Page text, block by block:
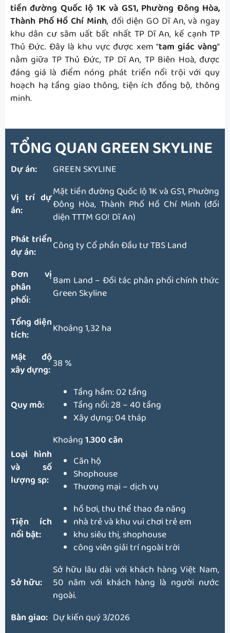
tiền đường Quốc lộ 1K và GS1, Phường Đông Hòa,
Thành Phố Hồ Chí Minh, đối diện GO Dĩ An, và ngay
khu dân cư sâm uất bất nhất TP Dĩ An, kế cạnh TP
Thủ Đức. Đây là khu vực được xem “tam giác vàng”
nằm giữa TP Thủ Đức, TP Dĩ An, TP Biên Hoà, được
đáng giá là điểm nóng phát triển nổi trội với quy
hoạch hạ tầng giao thông, tiện ích đồng bộ, thông
minh.
TỔNG QUANGREEN SKYLINE
Dự án:
GREEN SKYLINE
Vị trí dự
án:
Mặt tiền đường Quốc lộ 1K và GS1, Phường
Đông Hòa, Thành Phố Hồ Chí Minh (đối
diện TTTM GO! Dĩ An)
Phát triển
dự án:
Công ty Cổ phần Đầu tư TBS Land
Đơn vị
phân
phối:
Bam Land – Đối tác phân phối chính thức
Green Skyline
Tổng diện
tích:
Khoảng 1,32 ha
Mật độ
xây dựng:38 %
Quy mô:
Tầng hầm: 02 tầng
Tầng nổi: 28 – 40 tầng
Xây dựng: 04 tháp
Loại hình
và số
lượng sp:
Khoảng1.300 căn
Căn hộ
Shophouse
Thương mại – dịch vụ
Tiện ích
nổi bật:
hồ bơi, thu thể thao đa năng
nhà trẻ và khu vui chơi trẻ em
khu siêu thị, shophouse
công viên giải trí ngoài trời
Sở hữu:
Sở hữu lâu dài với khách hàng Việt Nam,
50 năm với khách hàng là người nước
ngoài.
Bàn giao: Dự kiến quý 3/2026